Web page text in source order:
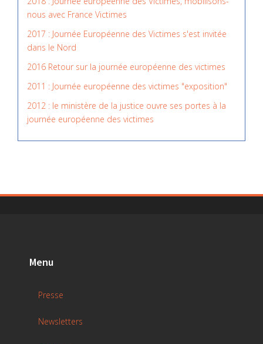
nous avec France Victimes
2017 : Journée Européenne des Victimes s'est invitée
dans le Nord
2016 Retour sur la journée européenne des victimes
2011 : Journée européenne des victimes "exposition"
2012 : le ministère de la justice ouvre ses portes à la
journée européenne des victimes
Menu
Presse
Newsletters